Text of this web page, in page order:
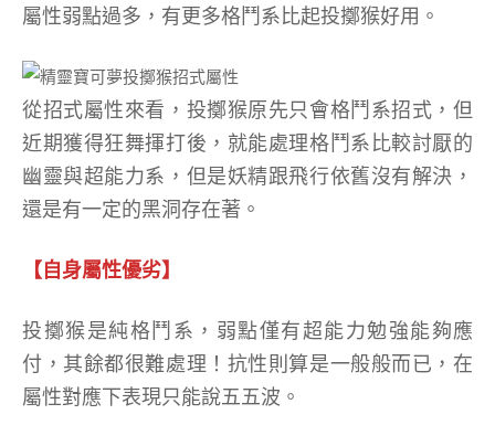
屬性弱點過多，有更多格鬥系比起投擲猴好用。
從招式屬性來看，投擲猴原先只會格鬥系招式，但
近期獲得狂舞揮打後，就能處理格鬥系比較討厭的
幽靈與超能力系，但是妖精跟飛行依舊沒有解決，
還是有一定的黑洞存在著。
【自身屬性優劣】
投擲猴是純格鬥系，弱點僅有超能力勉強能夠應
付，其餘都很難處理！抗性則算是一般般而已，在
屬性對應下表現只能說五五波。